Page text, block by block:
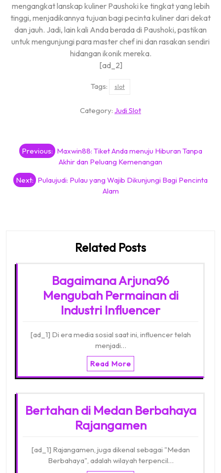
mengangkat lanskap kuliner Paushoki ke tingkat yang lebih
tinggi, menjadikannya tujuan bagi pecinta kuliner dari dekat
dan jauh. Jadi, lain kali Anda berada di Paushoki, pastikan
untuk mengunjungi para master chef ini dan rasakan sendiri
hidangan ikonik mereka.
[ad_2]
Tags: slot
Category: Judi Slot
Post
navigation
Previous: Maxwin88: Tiket Anda menuju Hiburan Tanpa
Akhir dan Peluang Kemenangan
Next: Pulaujudi: Pulau yang Wajib Dikunjungi Bagi Pencinta
Alam
Related Posts
Bagaimana Arjuna96
Mengubah Permainan di
Industri Influencer
[ad_1] Di era media sosial saat ini, influencer telah
menjadi…
Read More
Bertahan di Medan Berbahaya
Rajangamen
[ad_1] Rajangamen, juga dikenal sebagai "Medan
Berbahaya", adalah wilayah terpencil…